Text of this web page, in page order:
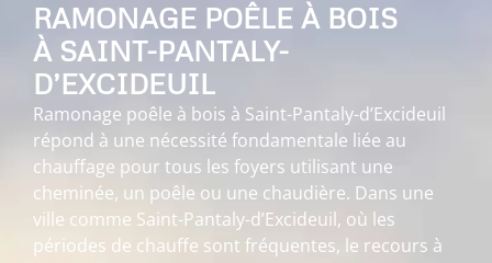
RAMONAGE POÊLE À BOIS
À SAINT-PANTALY-
D’EXCIDEUIL
Ramonage poêle à bois à Saint-Pantaly-d’Excideuil
répond à une nécessité fondamentale liée au
chauffage pour tous les foyers utilisant une
cheminée, un poêle ou une chaudière. Dans une
ville comme Saint-Pantaly-d’Excideuil, où les
périodes de chauffe sont fréquentes, le recours à